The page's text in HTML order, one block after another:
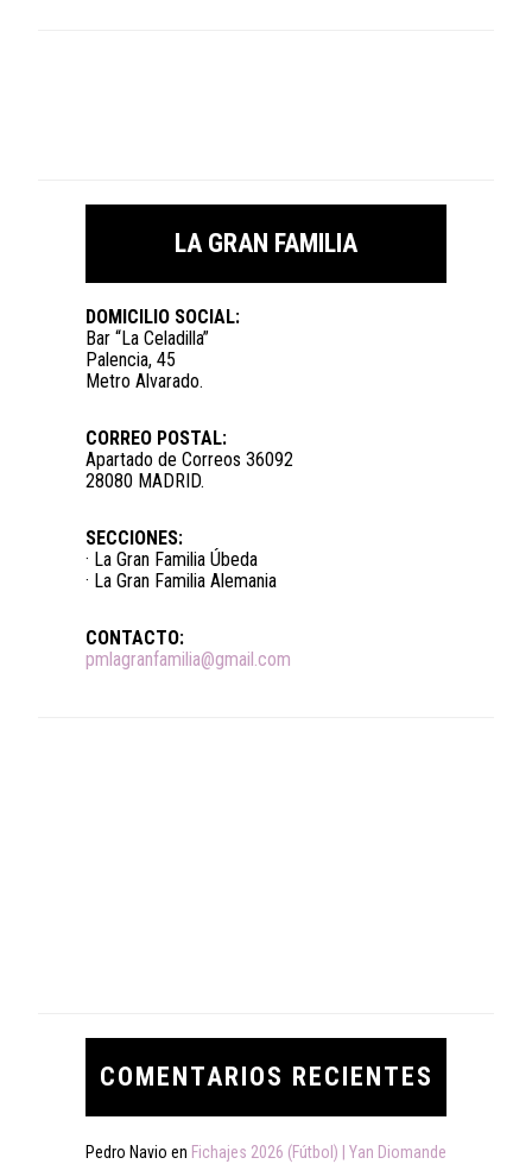
LA GRAN FAMILIA
DOMICILIO SOCIAL:
Bar “La Celadilla”
Palencia, 45
Metro Alvarado.
CORREO POSTAL:
Apartado de Correos 36092
28080 MADRID.
SECCIONES:
· La Gran Familia Úbeda
· La Gran Familia Alemania
CONTACTO:
pmlagranfamilia@gmail.com
COMENTARIOS RECIENTES
Pedro Navio en Fichajes 2026 (Fútbol) | Yan Diomande